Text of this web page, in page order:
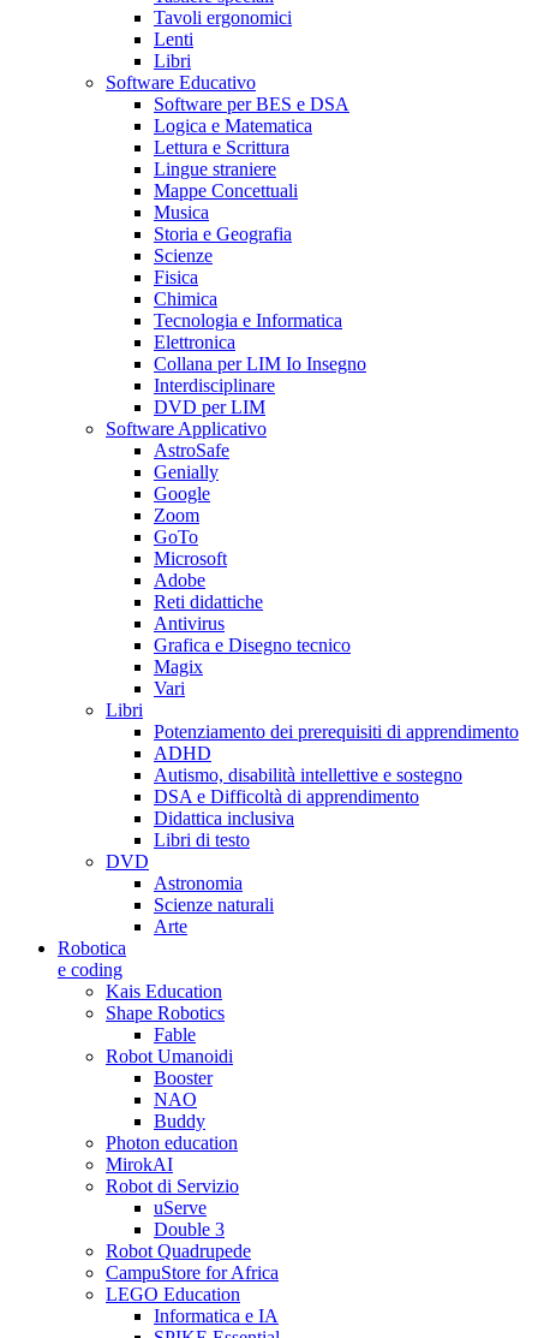
Tavoli ergonomici
Lenti
Libri
Software Educativo
Software per BES e DSA
Logica e Matematica
Lettura e Scrittura
Lingue straniere
Mappe Concettuali
Musica
Storia e Geografia
Scienze
Fisica
Chimica
Tecnologia e Informatica
Elettronica
Collana per LIM Io Insegno
Interdisciplinare
DVD per LIM
Software Applicativo
AstroSafe
Genially
Google
Zoom
GoTo
Microsoft
Adobe
Reti didattiche
Antivirus
Grafica e Disegno tecnico
Magix
Vari
Libri
Potenziamento dei prerequisiti di apprendimento
ADHD
Autismo, disabilità intellettive e sostegno
DSA e Difficoltà di apprendimento
Didattica inclusiva
Libri di testo
DVD
Astronomia
Scienze naturali
Arte
Robotica
e coding
Kais Education
Shape Robotics
Fable
Robot Umanoidi
Booster
NAO
Buddy
Photon education
MirokAI
Robot di Servizio
uServe
Double 3
Robot Quadrupede
CampuStore for Africa
LEGO Education
Informatica e IA